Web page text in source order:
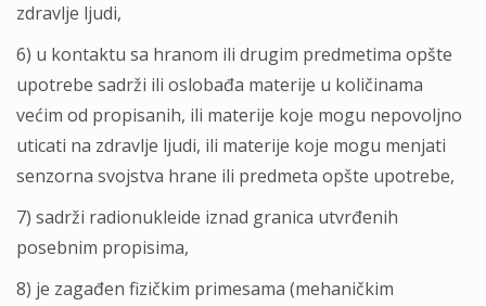
zdravlјe lјudi,
6) u kontaktu sa hranom ili drugim predmetima opšte
upotrebe sadrži ili oslobađa materije u količinama
većim od propisanih, ili materije koje mogu nepovolјno
uticati na zdravlјe lјudi, ili materije koje mogu menjati
senzorna svojstva hrane ili predmeta opšte upotrebe,
7) sadrži radionukleide iznad granica utvrđenih
posebnim propisima,
8) je zagađen fizičkim primesama (mehaničkim